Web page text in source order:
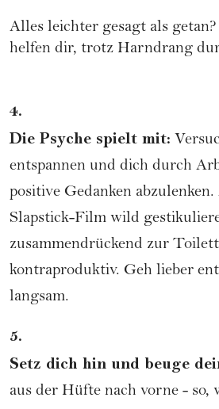
Alles leichter gesagt als
helfen dir, trotz Harndrang
4.
Die Psyche spielt mit:
entspannen und dich durch
positive Gedanken
Slapstick-Film wild
zusammendrückend zur
kontraproduktiv. Geh lieber
langsam.
5.
Setz dich hin und beuge
aus der Hüfte nach vorne - so,